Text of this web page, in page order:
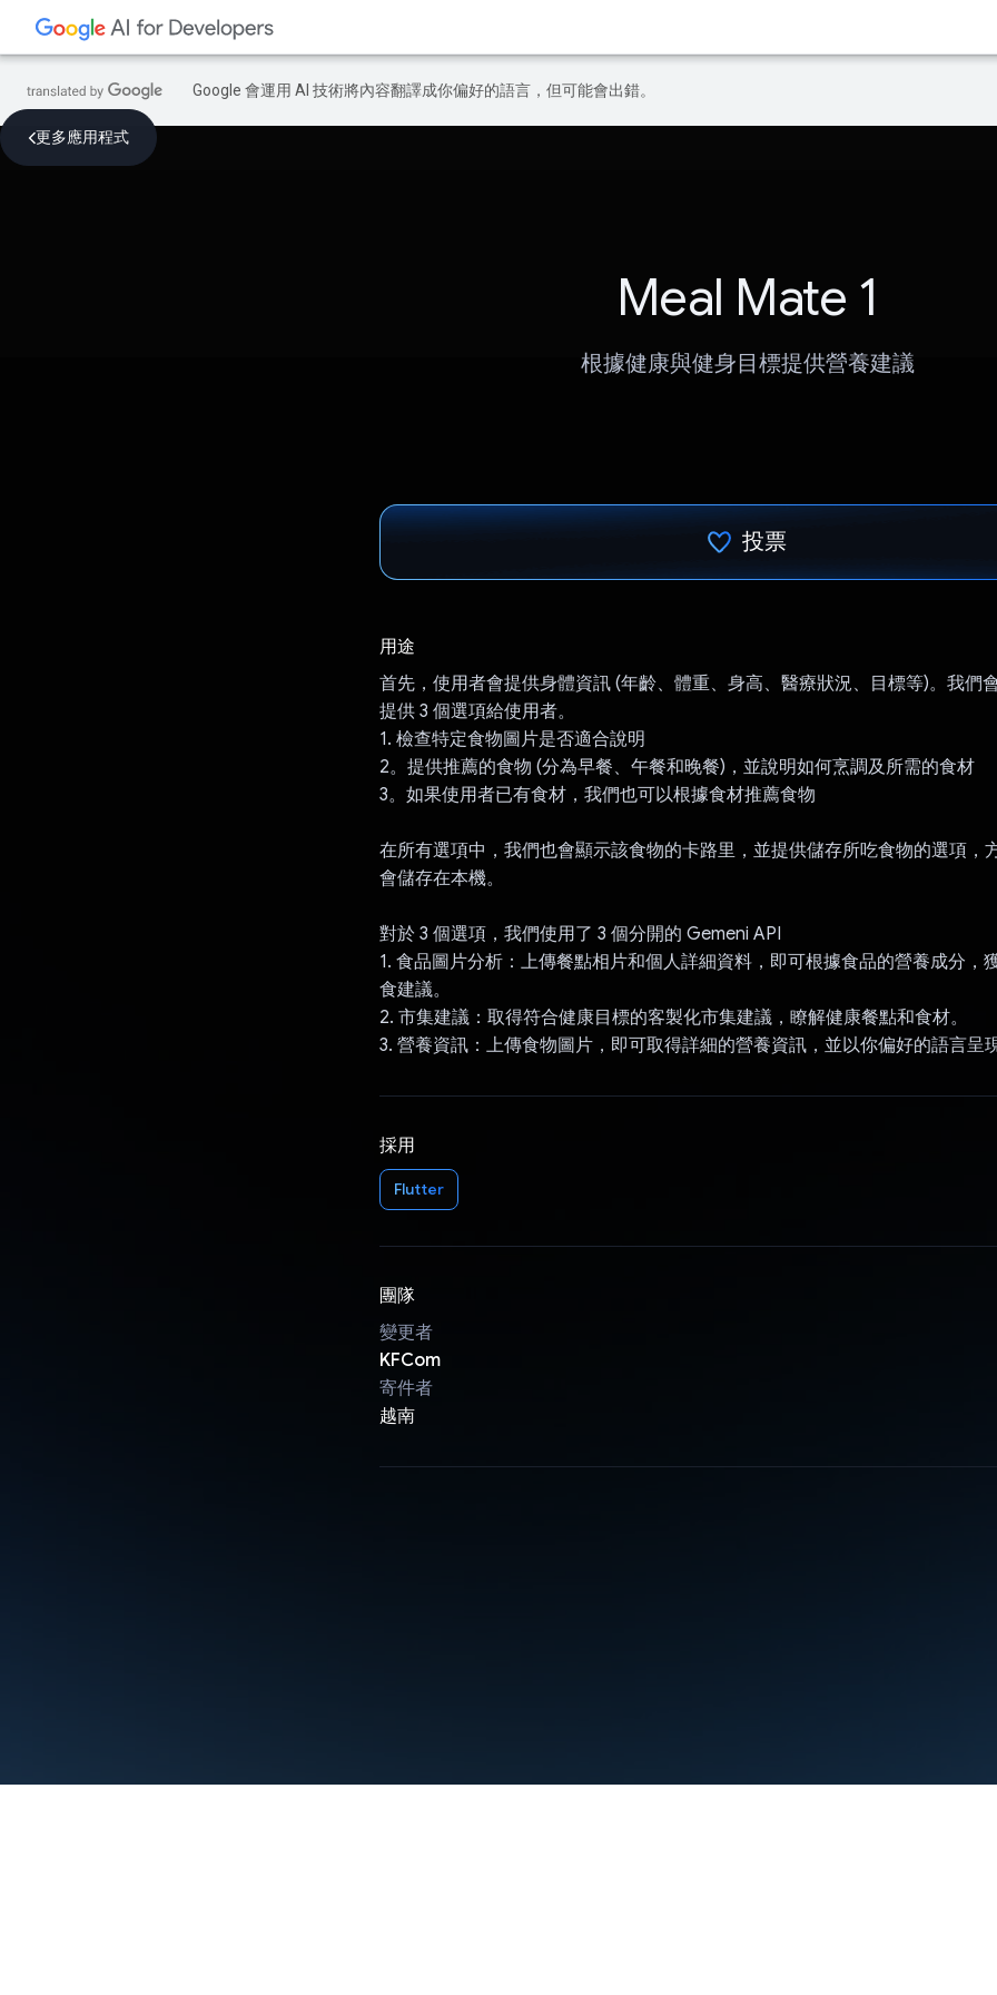
Google 會運用 AI 技術將內容翻譯成你偏好的語言，但可能會出錯。
更多應用程式
Meal Mate 1
根據健康與健身目標提供營養建議
投票
用途
首先，使用者會提供身體資訊 (年齡、體重、身高、醫療狀況、目標等)。我們
提供 3 個選項給使用者。
1. 檢查特定食物圖片是否適合說明
2。提供推薦的食物 (分為早餐、午餐和晚餐)，並說明如何烹調及所需的食材
3。如果使用者已有食材，我們也可以根據食材推薦食物
在所有選項中，我們也會顯示該食物的卡路里，並提供儲存所吃食物的選項，
會儲存在本機。
對於 3 個選項，我們使用了 3 個分開的 Gemeni API
1. 食品圖片分析：上傳餐點相片和個人詳細資料，即可根據食品的營養成分，
食建議。
2. 市集建議：取得符合健康目標的客製化市集建議，瞭解健康餐點和食材。
3. 營養資訊：上傳食物圖片，即可取得詳細的營養資訊，並以你偏好的語言呈
採用
Flutter
團隊
變更者
KFCom
寄件者
越南